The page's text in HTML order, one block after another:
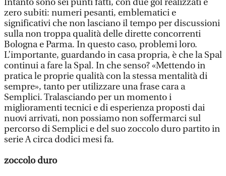
Intanto sono sei punti fatti, con due gol realizzati e
zero subiti: numeri pesanti, emblematici e
significativi che non lasciano il tempo per discussioni
sulla non troppa qualità delle dirette concorrenti
Bologna e Parma. In questo caso, problemi loro.
L’importante, guardando in casa propria, è che la Spal
continui a fare la Spal. In che senso? «Mettendo in
pratica le proprie qualità con la stessa mentalità di
sempre», tanto per utilizzare una frase cara a
Semplici. Tralasciando per un momento i
miglioramenti tecnici e di esperienza proposti dai
nuovi arrivati, non possiamo non soffermarci sul
percorso di Semplici e del suo zoccolo duro partito in
serie A circa dodici mesi fa.
zoccolo duro